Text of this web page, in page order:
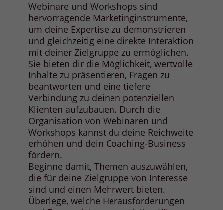
Webinare und Workshops sind
hervorragende Marketinginstrumente,
um deine Expertise zu demonstrieren
und gleichzeitig eine direkte Interaktion
mit deiner Zielgruppe zu ermöglichen.
Sie bieten dir die Möglichkeit, wertvolle
Inhalte zu präsentieren, Fragen zu
beantworten und eine tiefere
Verbindung zu deinen potenziellen
Klienten aufzubauen. Durch die
Organisation von Webinaren und
Workshops kannst du deine Reichweite
erhöhen und dein Coaching-Business
fördern.
Beginne damit, Themen auszuwählen,
die für deine Zielgruppe von Interesse
sind und einen Mehrwert bieten.
Überlege, welche Herausforderungen